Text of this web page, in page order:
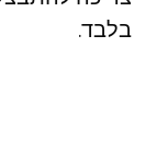
בלבד.